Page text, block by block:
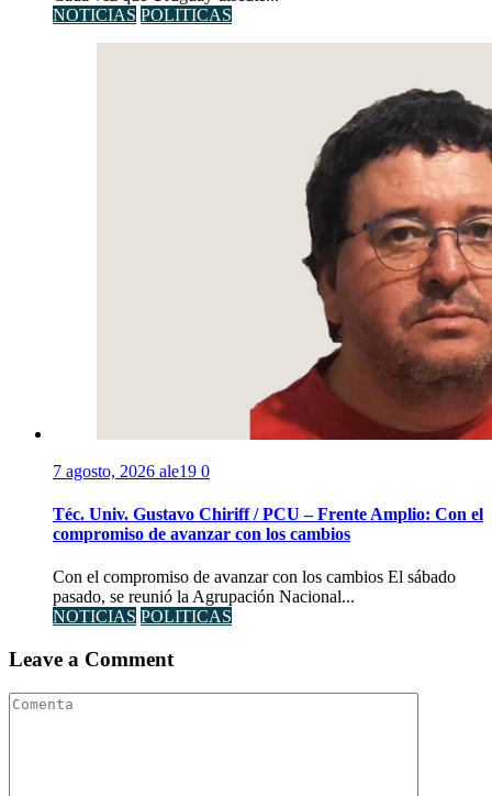
NOTICIAS POLITICAS
7 agosto, 2026 ale19 0
Téc. Univ. Gustavo Chiriff / PCU – Frente Amplio: Con el
compromiso de avanzar con los cambios
Con el compromiso de avanzar con los cambios El sábado
pasado, se reunió la Agrupación Nacional...
NOTICIAS POLITICAS
Leave a Comment